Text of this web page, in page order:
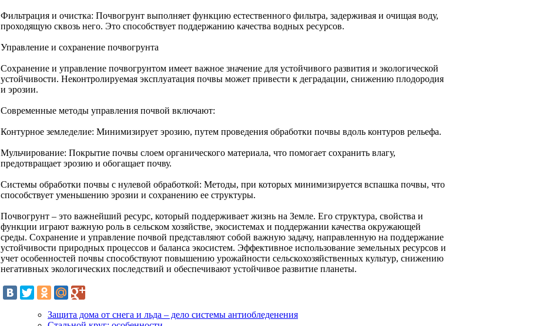
Фильтрация и очистка: Почвогрунт выполняет функцию естественного фильтра, задерживая и очищая воду,
проходящую сквозь него. Это способствует поддержанию качества водных ресурсов.
Управление и сохранение почвогрунта
Сохранение и управление почвогрунтом имеет важное значение для устойчивого развития и экологической
устойчивости. Неконтролируемая эксплуатация почвы может привести к деградации, снижению плодородия
и эрозии.
Современные методы управления почвой включают:
Контурное земледелие: Минимизирует эрозию, путем проведения обработки почвы вдоль контуров рельефа.
Мульчирование: Покрытие почвы слоем органического материала, что помогает сохранить влагу,
предотвращает эрозию и обогащает почву.
Системы обработки почвы с нулевой обработкой: Методы, при которых минимизируется вспашка почвы, что
способствует уменьшению эрозии и сохранению ее структуры.
Почвогрунт – это важнейший ресурс, который поддерживает жизнь на Земле. Его структура, свойства и
функции играют важную роль в сельском хозяйстве, экосистемах и поддержании качества окружающей
среды. Сохранение и управление почвой представляют собой важную задачу, направленную на поддержание
устойчивости природных процессов и баланса экосистем. Эффективное использование земельных ресурсов и
учет особенностей почвы способствуют повышению урожайности сельскохозяйственных культур, снижению
негативных экологических последствий и обеспечивают устойчивое развитие планеты.
Защита дома от снега и льда – дело системы антиобледенения